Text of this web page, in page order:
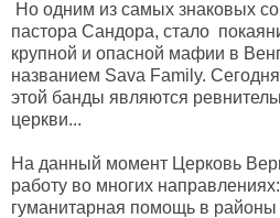
Но одним из самых знаковых
пастора Сандора, стало
крупной и опасной мафии в
названием Sava Family.
этой банды являются
церкви...
На данный момент Церковь
работу во многих
гуманитарная помощь в районы